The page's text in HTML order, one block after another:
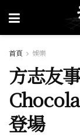
首頁 娛樂
方志友
登場